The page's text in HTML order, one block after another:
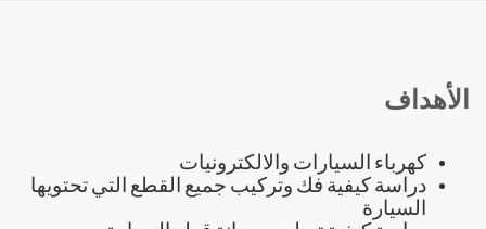
الأهداف
كهرباء السيارات والالكترونيات
دراسة كيفية فك وتركيب جميع القطع التي تحتويها
السيارة